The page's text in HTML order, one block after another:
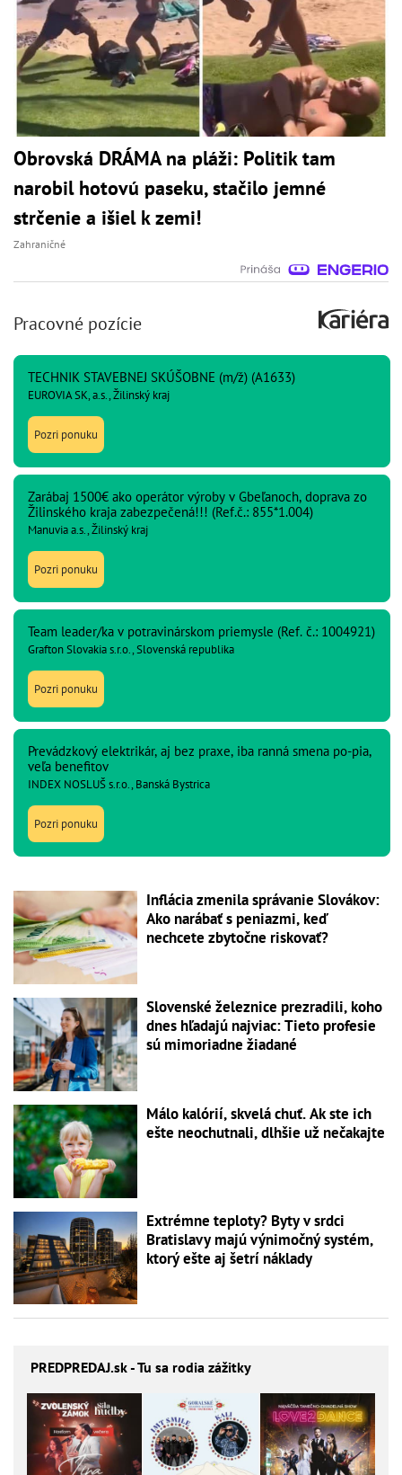
Obrovská DRÁMA na pláži: Politik tam
narobil hotovú paseku, stačilo jemné
strčenie a išiel k zemi!
Zahraničné
Pracovné pozície
TECHNIK STAVEBNEJ SKÚŠOBNE (m/ž) (A1633)
EUROVIA SK, a.s., Žilinský kraj
Pozri ponuku
Zarábaj 1500€ ako operátor výroby v Gbeľanoch, doprava zo
Žilinského kraja zabezpečená!!! (Ref.č.: 855*1.004)
Manuvia a.s., Žilinský kraj
Pozri ponuku
Team leader/ka v potravinárskom priemysle (Ref. č.: 1004921)
Grafton Slovakia s.r.o., Slovenská republika
Pozri ponuku
Prevádzkový elektrikár, aj bez praxe, iba ranná smena po-pia,
veľa benefitov
INDEX NOSLUŠ s.r.o., Banská Bystrica
Pozri ponuku
Inflácia zmenila správanie Slovákov:
Ako narábať s peniazmi, keď
nechcete zbytočne riskovať?
Slovenské železnice prezradili, koho
dnes hľadajú najviac: Tieto profesie
sú mimoriadne žiadané
Málo kalórií, skvelá chuť. Ak ste ich
ešte neochutnali, dlhšie už nečakajte
Extrémne teploty? Byty v srdci
Bratislavy majú výnimočný systém,
ktorý ešte aj šetrí náklady
PREDPREDAJ.sk - Tu sa rodia zážitky